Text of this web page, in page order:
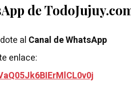
de
al Canal de WhatsApp
enlace: